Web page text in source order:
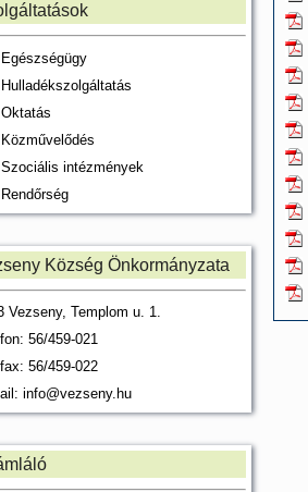
Egészségügy
Hulladékszolgáltatás
Oktatás
Közművelődés
Szociális intézmények
Rendőrség
Község Önkormányzata
Vezseny, Templom u. 1.
56/459-021
56/459-022
info@vezseny.hu